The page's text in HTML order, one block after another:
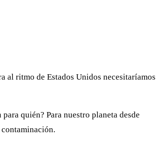
al ritmo de Estados Unidos necesitaríamos
para quién? Para nuestro planeta desde